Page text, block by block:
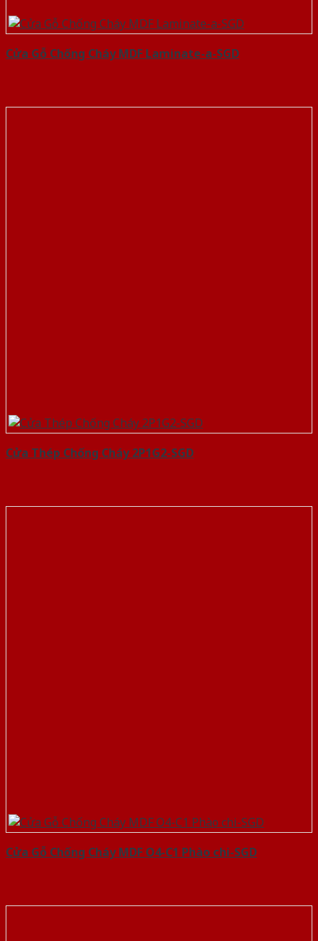
Cửa Gỗ Chống Cháy MDF Laminate-a-SGD
Cửa Thép Chống Cháy 2P1G2-SGD
Cửa Gỗ Chống Cháy MDF O4-C1 Phào chi-SGD